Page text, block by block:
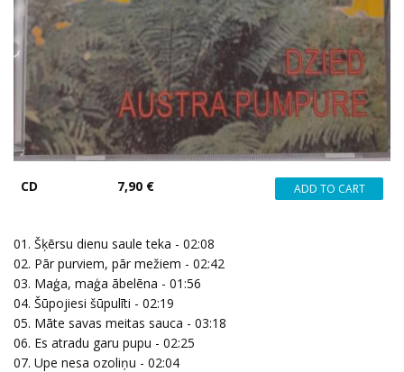
CD 7,90 €
01. Šķērsu dienu saule teka - 02:08
02. Pār purviem, pār mežiem - 02:42
03. Maģa, maģa ābelēna - 01:56
04. Šūpojiesi šūpulīti - 02:19
05. Māte savas meitas sauca - 03:18
06. Es atradu garu pupu - 02:25
07. Upe nesa ozoliņu - 02:04